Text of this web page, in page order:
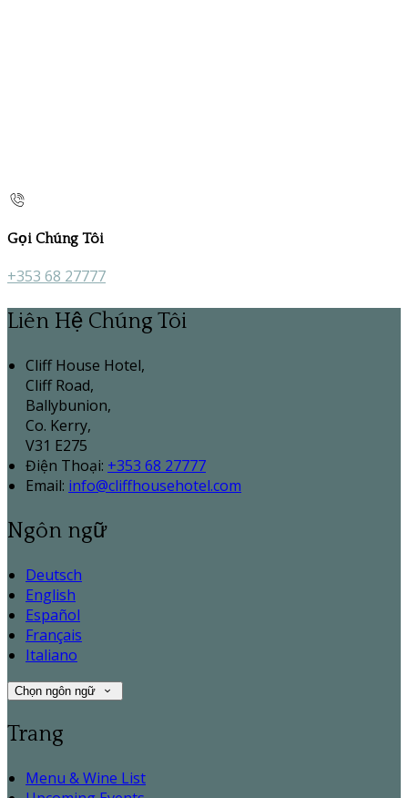
Gọi Chúng Tôi
+353 68 27777
Liên Hệ Chúng Tôi
Cliff House Hotel,
Cliff Road,
Ballybunion,
Co. Kerry,
V31 E275
Điện Thoại: +353 68 27777
Email: info@cliffhousehotel.com
Ngôn ngữ
Deutsch
English
Español
Français
Italiano
Chọn ngôn ngữ
Trang
Menu & Wine List